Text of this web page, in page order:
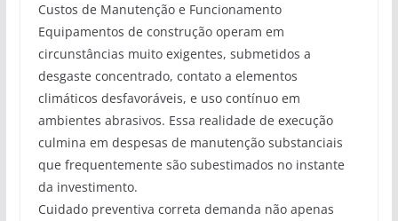
Custos de Manutenção e Funcionamento
Equipamentos de construção operam em
circunstâncias muito exigentes, submetidos a
desgaste concentrado, contato a elementos
climáticos desfavoráveis, e uso contínuo em
ambientes abrasivos. Essa realidade de execução
culmina em despesas de manutenção substanciais
que frequentemente são subestimados no instante
da investimento.
Cuidado preventiva correta demanda não apenas